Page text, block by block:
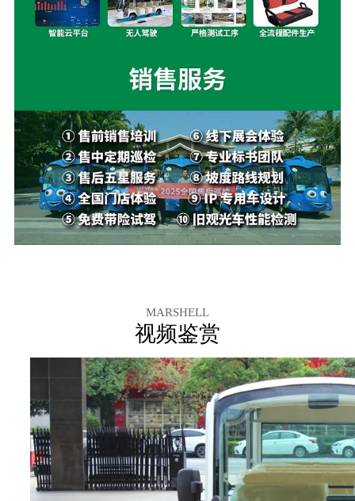
MARSHELL
视频鉴赏